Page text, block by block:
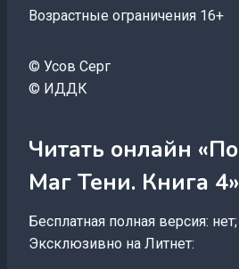
Возрастные ограничения 16+
© Усов Серг
© ИДДК
Читать онлайн
Маг Тени. Книга 4»
Бесплатная полная версия: нет;
Эксклюзивно на Литнет: